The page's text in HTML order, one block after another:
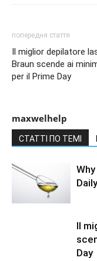
попередня стаття
Il miglior depilatore
Braun scende ai
per il Prime Day
maxwelhelp
СТАТТІ ПО ТЕМІ
Il
Day